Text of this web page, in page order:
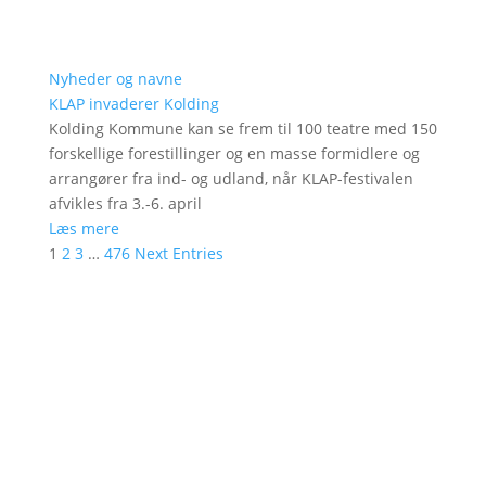
Nyheder og navne
KLAP invaderer Kolding
Kolding Kommune kan se frem til 100 teatre med 150
forskellige forestillinger og en masse formidlere og
arrangører fra ind- og udland, når KLAP-festivalen
afvikles fra 3.-6. april
Læs mere
1 2 3 … 476 Next Entries